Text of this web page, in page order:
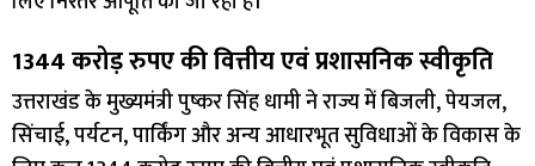
1344 करोड़ रुपए की वित्तीय एवं प्रशासनिक स्वीकृति
उत्तराखंड के मुख्यमंत्री पुष्कर सिंह धामी ने राज्य में बिजली, पेयजल,
सिंचाई, पर्यटन, पार्किंग और अन्य आधारभूत सुविधाओं के विकास के